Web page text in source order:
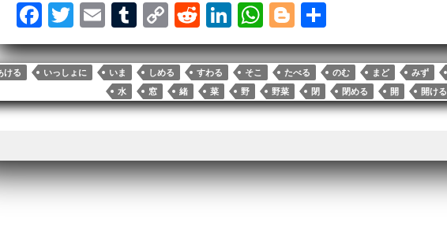
Fa
ce
bo
T
wi
tte
E
m
ail
T
u
m
bl
r
C
op
y
Li
nk
R
ed
di
t
Li
nk
ed
In
W
ha
ts
A
pp
Bl
og
ge
r
ha
re
ける いっしょに いま しめる すわる そこ たべる のむ まど みず
水
窓 緒 菜 野 野菜 閉 閉める 開 開ける